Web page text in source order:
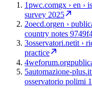
1pwc.comgx › en ›
survey 2025
2oecd.orgen ›
country notes
3osservatori.netit ›
practice
4weforum.org
5automazione-plus.it
osservatorio polimi